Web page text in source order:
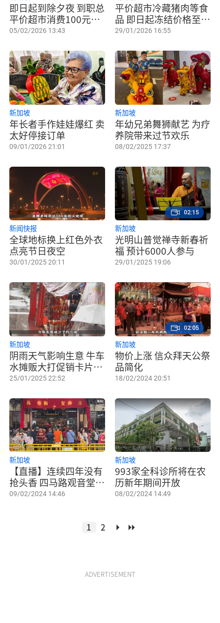
即日起到除夕夜 到职总
平价超市消费100元可
获8元回购券
05/02/2026 13:43
平价超市冷藏猪肉等食
品 即日起冻结价格至3
月3日
29/01/2026 16:55
年长者手作娃娃爆红 卖
太好停接订单
新加坡
09/01/2026 21:01
年幼兄弟舞狮献艺 为疗
养院带来过节欢乐
新加坡
08/02/2025 17:37
全球地标换上红色外衣
点亮节日夜空
新闻快报
30/01/2025 20:11
光明山普觉禅寺新春祈
福 预计6000人参与
新加坡
29/01/2025 19:06
02:15
阴雨天气影响生意 牛车
水摊贩大打促销卡片迎
新春
新加坡
25/01/2025 22:52
物价上涨 信众拜天公祭
品简化
新加坡
18/02/2024 20:51
02:05
【直播】连续四年没有
抢头香 四马路观音堂除
夕现人潮
新加坡
09/02/2024 14:46
993家全科诊所将在农
历新年期间开放
新加坡
08/02/2024 14:49
1 2
ADVERTISEMENT